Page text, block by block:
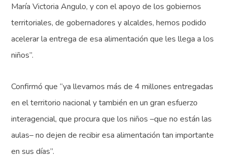
María Victoria Angulo, y con el apoyo de los gobiernos
territoriales, de gobernadores y alcaldes, hemos podido
acelerar la entrega de esa alimentación que les llega a los
niños”.
Confirmó que “ya llevamos más de 4 millones entregadas
en el territorio nacional y también en un gran esfuerzo
interagencial, que procura que los niños –que no están las
aulas– no dejen de recibir esa alimentación tan importante
en sus días”.